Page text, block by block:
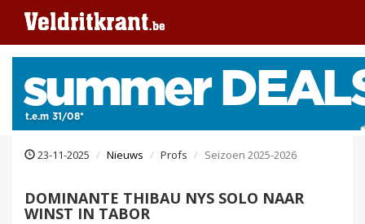
23-11-2025 Nieuws Profs Seizoen 2025-2026
DOMINANTE THIBAU NYS SOLO NAAR
WINST IN TABOR